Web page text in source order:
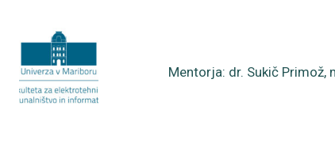
Mentorja: dr. Sukič Primož,